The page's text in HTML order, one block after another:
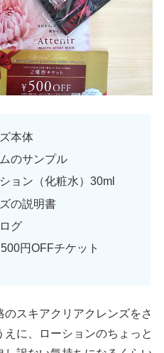
本体
のサンプル
ョン（化粧水）30ml
の説明書
グ
円OFFチケット
スキアクリアクレンズをさ
に、ローションのちょっと